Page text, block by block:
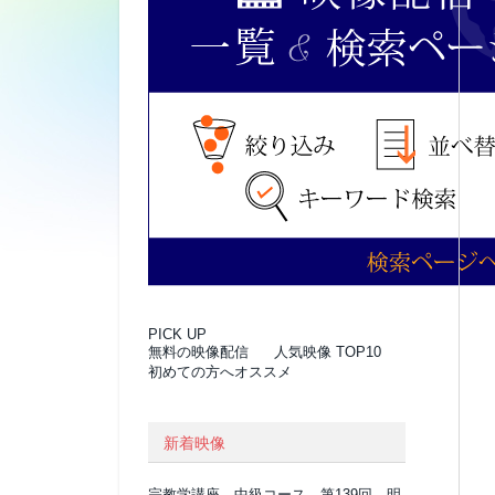
PICK UP
無料の映像配信
人気映像 TOP10
初めての方へオススメ
新着映像